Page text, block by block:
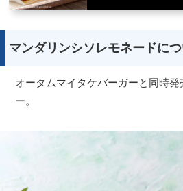
マンダリンシソレモネードに
オータムマイタケバーガーと同時発
ー。